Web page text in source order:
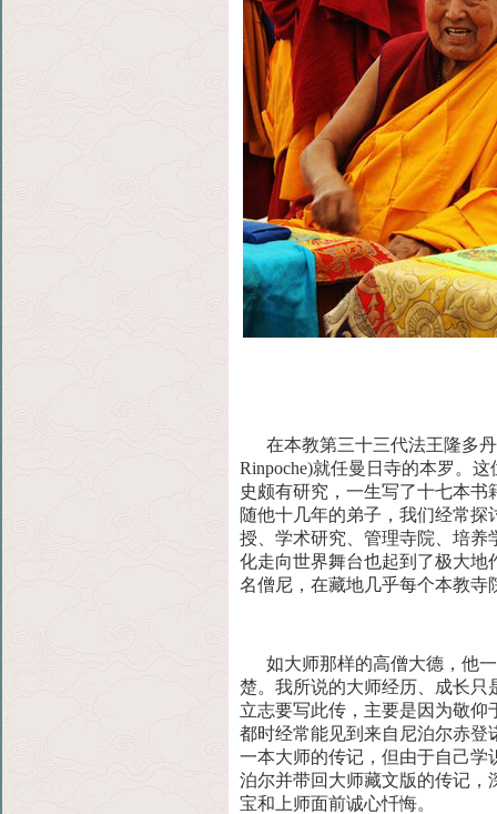
在本教第三十三代法王隆多丹
Rinpoche)就任曼日寺的本罗。这
史颇有研究，一生写了十七本
随他十几年的弟子，我们经常
授、学术研究、管理寺院、培养
化走向世界舞台也起到了极大地
名僧尼，在藏地几乎每个本教寺
如大师那样的高僧大德，他一
楚。我所说的大师经历、成长 只
立志要写此传，主要是因为敬仰
都时经常能见到来自尼泊尔赤登
一本大师的传记，但由于自己学
泊尔并带回大师藏文版的传记，
宝和上师面前诚心忏悔。